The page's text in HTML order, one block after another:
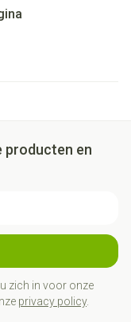
pagina
producten en
zich in voor onze
privacy policy.